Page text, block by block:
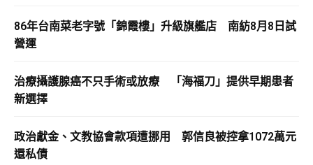
86年台南菜老字號「錦霞樓」升級旗艦店 南紡8月8日試
營運
治療攝護腺癌不只手術或放療 「海福刀」提供早期患者
新選擇
政治獻金、文教協會款項遭挪用 郭信良被控拿1072萬元
還私債